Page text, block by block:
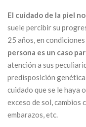
El cuidado de la piel
suele percibir su
25 años, en
persona es un caso
atención a sus
predisposición
cuidado que se le haya
exceso de sol, cambios
embarazos, etc.